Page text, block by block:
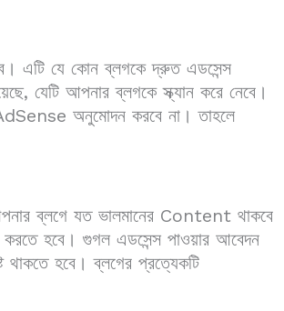
এটি যে কোন ব্লগকে দ্রুত এডসেন্স
যেটি আপনার ব্লগকে স্ক্যান করে নেবে।
অনুমোদন করবে না। তাহলে
ব্লগে যত ভালমানের Content থাকবে
করতে হবে। গুগল এডসেন্স পাওয়ার আবেদন
থাকতে হবে। ব্লগের প্রত্যেকটি